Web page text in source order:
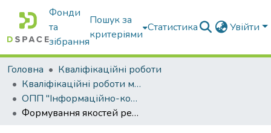
Фонди
та
зібрання
Пошук за
критеріями
Статистика Увійти
Головна
Кваліфікаційні роботи
Кваліфікаційні роботи магістрів
ОПП "Інформаційно-комунікаційні технології в освіті"
Формування якостей резонансного лідерства у студентів спеціальності «Електроенергетика, електротехніка та електромеханіка» (на прикладі НУБіП України)